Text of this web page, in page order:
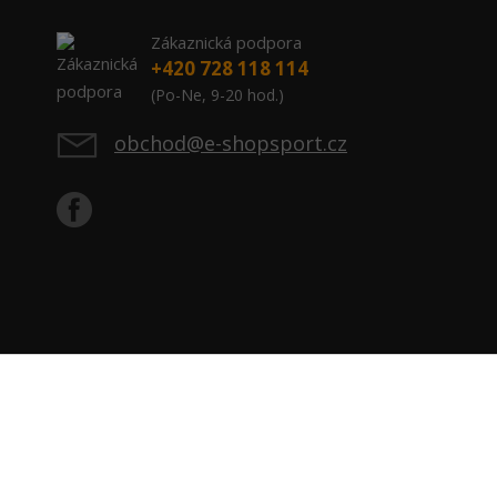
Zákaznická podpora
+420 728 118 114
(Po-Ne, 9-20 hod.)
obchod@e-shopsport.cz